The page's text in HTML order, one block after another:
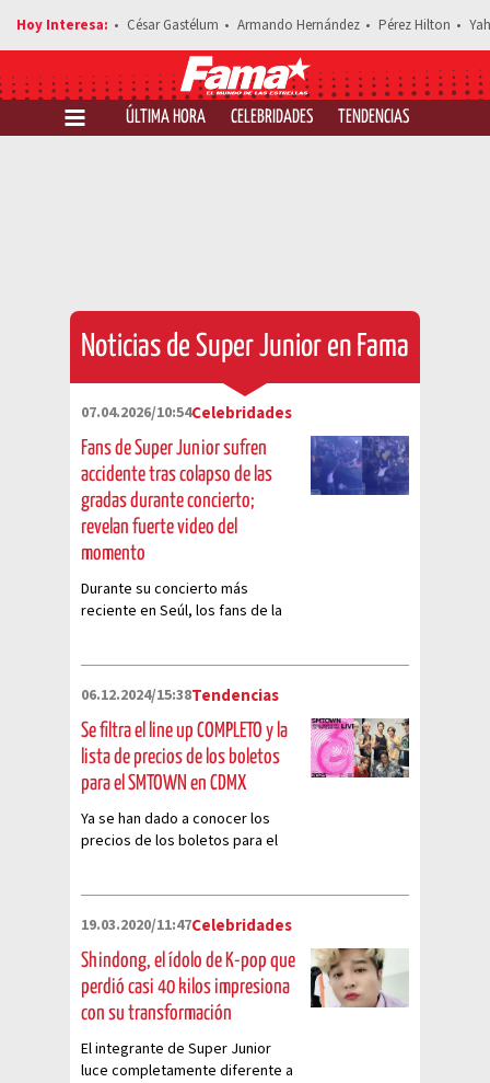
César Gastélum Armando Hernández Pérez Hilton
ÚLTIMA HORA CELEBRIDADES TENDENCIAS
Noticias de Super Junior en Fama
07.04.2026/10:54Celebridades
Fans de Super Junior sufren
accidente tras colapso de las
gradas durante concierto;
revelan fuerte video del
momento
Durante su concierto más
reciente en Seúl, los fans de la
06.12.2024/15:38Tendencias
Se filtra el line up COMPLETO y la
lista de precios de los boletos
para el SMTOWN en CDMX
Ya se han dado a conocer los
precios de los boletos para el
19.03.2020/11:47Celebridades
Shindong, el ídolo de K-pop que
perdió casi 40 kilos impresiona
con su transformación
El integrante de Super Junior
luce completamente diferente a